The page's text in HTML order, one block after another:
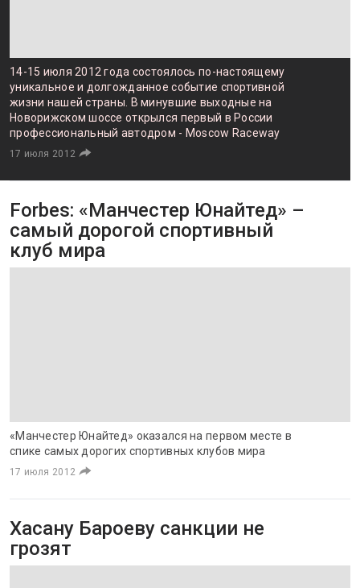
14-15 июля 2012 года состоялось по-настоящему
уникальное и долгожданное событие спортивной
жизни нашей страны. В минувшие выходные на
Новорижском шоссе открылся первый в России
профессиональный автодром - Moscow Raceway
17 июля 2012
Forbes: «Манчестер Юнайтед» –
самый дорогой спортивный
клуб мира
«Манчестер Юнайтед» оказался на первом месте в
спике самых дорогих спортивных клубов мира
17 июля 2012
Хасану Бароеву санкции не
грозят